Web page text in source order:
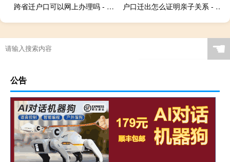
跨省迁户口可以网上办理吗 - 异地户口迁移可以网上办理吗
户口迁出怎么证明亲子关系 - 虚假户口考取大学已工作
☚
公告